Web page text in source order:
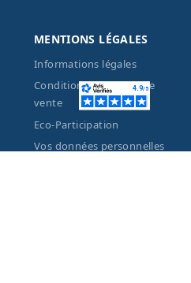
MENTIONS LÉGALES
Informations légales
Conditions générales de
vente
Eco-Participation
Vos données personnelles